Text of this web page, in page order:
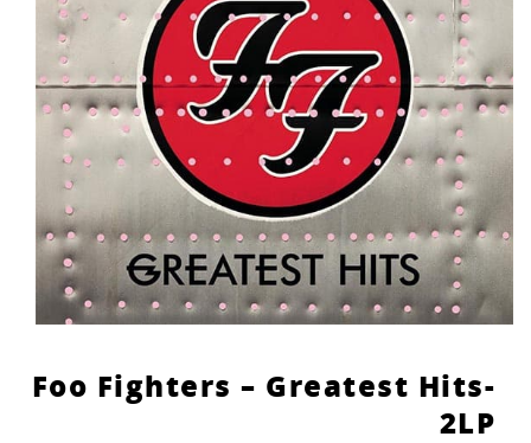
Foo Fighters – Greatest Hits-
2LP